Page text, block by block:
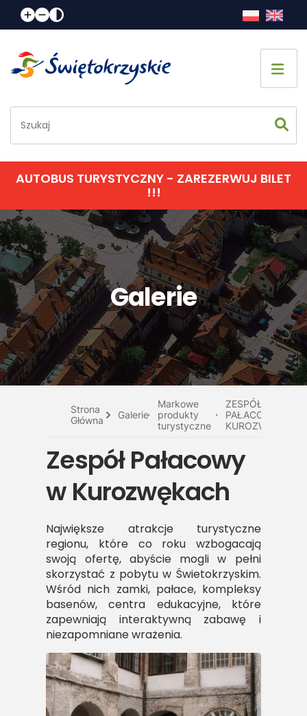
Co zobaczyć
Jak spędzić czas
Gdzie spać
Gdzie zjeść
Informacje praktyczne
Kalendarz imprez
Do pobrania
Interaktywna mapa
AUTOBUS TURYSTYCZNY - ZAREZERWUJ BILET
!!!
Galerie
Strona
Główna
Galerie
Markowe
produkty
turystyczne
ZESPÓŁ
PAŁACOWY W
KUROZWĘKACH
Zespół Pałacowy
w Kurozwękach
Największe atrakcje turystyczne
regionu, które co roku wzbogacają
swoją ofertę, abyście mogli w pełni
skorzystać z pobytu w Świetokrzyskim.
Wśród nich zamki, pałace, kompleksy
basenów, centra edukacyjne, które
zapewniają interaktywną zabawę i
niezapomniane wrażenia.